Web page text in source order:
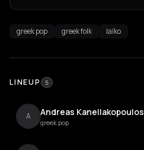
greek pop greek folk laïko
LINEUP 5
A Andreas Kanellakopoulos
greek pop